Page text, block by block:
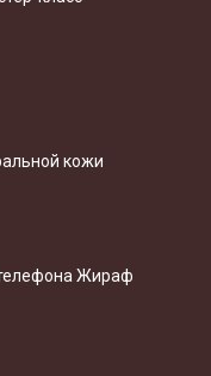
кожи
Жираф